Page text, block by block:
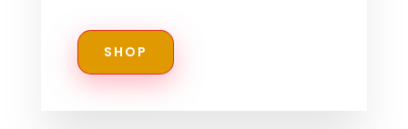
SHOP